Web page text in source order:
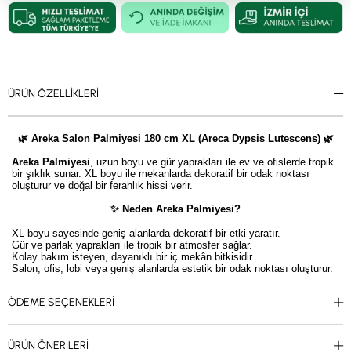
ÜRÜN ÖZELLIKLERI
🌿 Areka Salon Palmiyesi 180 cm XL (Areca Dypsis Lutescens) 🌿
Areka Palmiyesi , uzun boyu ve gür yaprakları ile ev ve ofislerde tropik
bir şıklık sunar. XL boyu ile mekanlarda dekoratif bir odak noktası
oluşturur ve doğal bir ferahlık hissi verir.
✨ Neden Areka Palmiyesi?
XL boyu sayesinde geniş alanlarda dekoratif bir etki yaratır.
Gür ve parlak yaprakları ile tropik bir atmosfer sağlar.
Kolay bakım isteyen, dayanıklı bir iç mekân bitkisidir.
Salon, ofis, lobi veya geniş alanlarda estetik bir odak noktası oluşturur.
dekorasyonlarda tropik bir köşe oluşturabilirsiniz. Aynı zamanda toplantı
odaları veya lobi alanlarında dikkat çekici bir dekoratif öğe olarak
kullanılabilir.
ÖDEME SEÇENEKLERI
ÜRÜN ÖNERILERI